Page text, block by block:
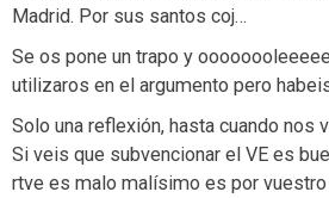
Madrid. Por sus santos coj…
Se os pone un trapo y
utilizaros en el argumento pero
Solo una reflexión, hasta cuando nos
Si veis que subvencionar el VE es
rtve es malo malísimo es por